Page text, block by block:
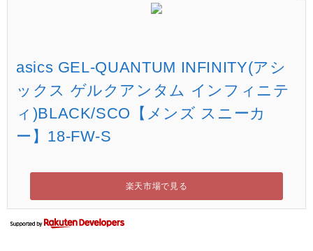
asics GEL-QUANTUM INFINITY(アシ
ックス ゲルクアンタム インフィニテ
ィ)BLACK/SCO【メンズ スニーカ
ー】18-FW-S
楽天市場で見る